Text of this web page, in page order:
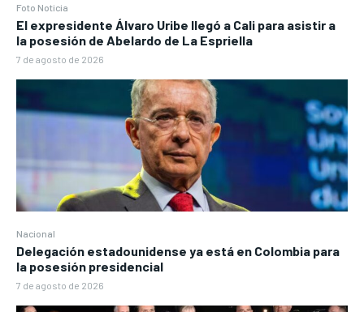
Foto Noticia
El expresidente Álvaro Uribe llegó a Cali para asistir a
la posesión de Abelardo de La Espriella
7 de agosto de 2026
Nacional
Delegación estadounidense ya está en Colombia para
la posesión presidencial
7 de agosto de 2026